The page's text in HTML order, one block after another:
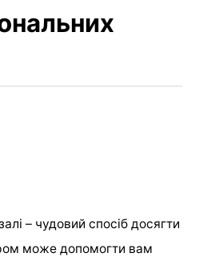
– чудовий спосіб досягти
може допомогти вам